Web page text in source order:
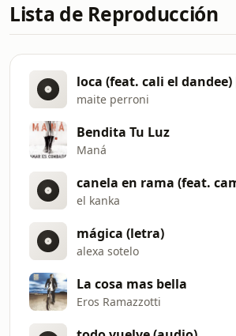
Lista de Reproducción
maite perroni
Bendita Tu Luz
Maná
canela en rama (feat.
el kanka
mágica (letra)
alexa sotelo
La cosa mas bella
Eros Ramazzotti